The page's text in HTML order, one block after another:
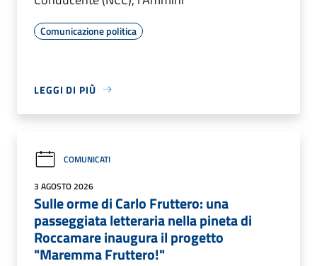
Comunicazione politica
LEGGI DI PIÙ
COMUNICATI
3 AGOSTO 2026
Sulle orme di Carlo Fruttero: una
passeggiata letteraria nella pineta di
Roccamare inaugura il progetto
"Maremma Fruttero!"